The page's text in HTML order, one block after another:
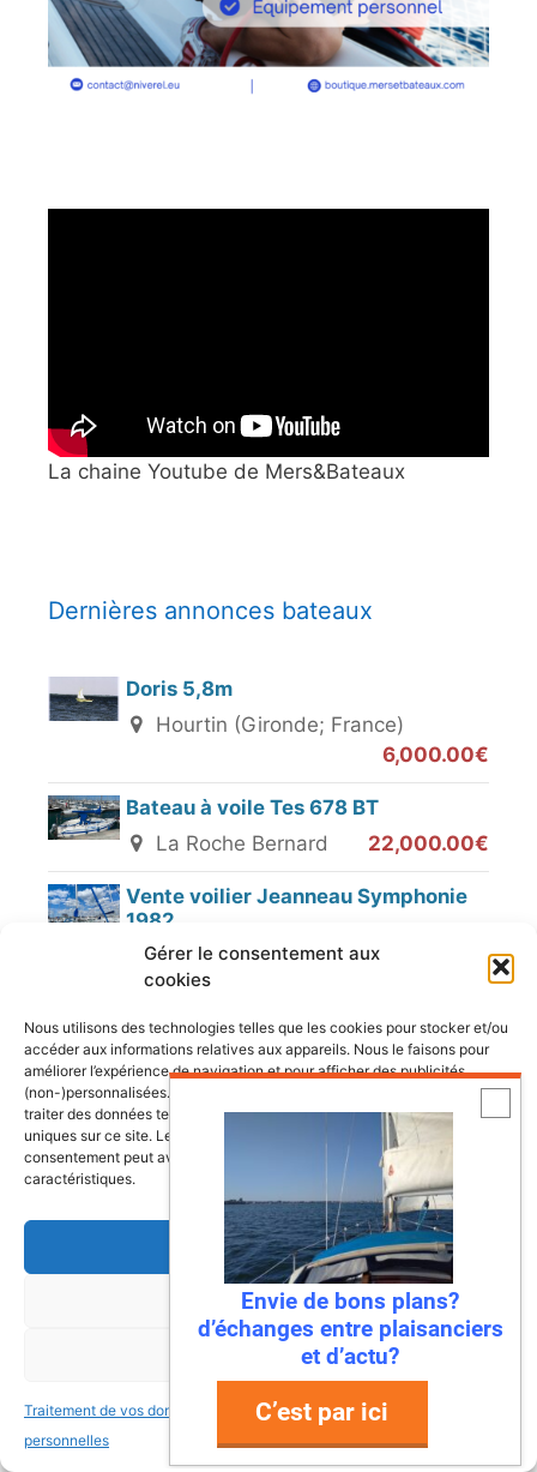
Gérer le consentement aux
cookies
Nous utilisons des technologies telles que les cookies pour stocker et/ou
accéder aux informations relatives aux appareils. Nous le faisons pour
améliorer l’expérience de navigation et pour afficher des publicités
(non-)personnalisées. Consentir à ces technologies nous autorisera à
traiter des données telles que le comportement de navigation ou les ID
uniques sur ce site. Le fait de ne pas consentir ou de retirer son
consentement peut avoir un effet négatif sur certaines fonctonnalités et
caractéristiques.
Accepter
Refuser
Voir les préférences
Traitement de vos données
personnelles
Traitement de vos données
personnelles
La chaine Youtube de Mers&Bateaux
Dernières annonces bateaux
Doris 5,8m
Hourtin (Gironde; France)
6,000.00€
Bateau à voile Tes 678 BT
La Roche Bernard
22,000.00€
Vente voilier Jeanneau Symphonie
1982
La Rochelle
19,000.00€
Déposez votre annonce bateau
gratuitement
Plutôt mail ou réseaux sociaux?
Retrouvez Mers&Bateaux comme vous
Envie de bons plans?
d’échanges entre plaisanciers
et d’actu?
C’est par ici